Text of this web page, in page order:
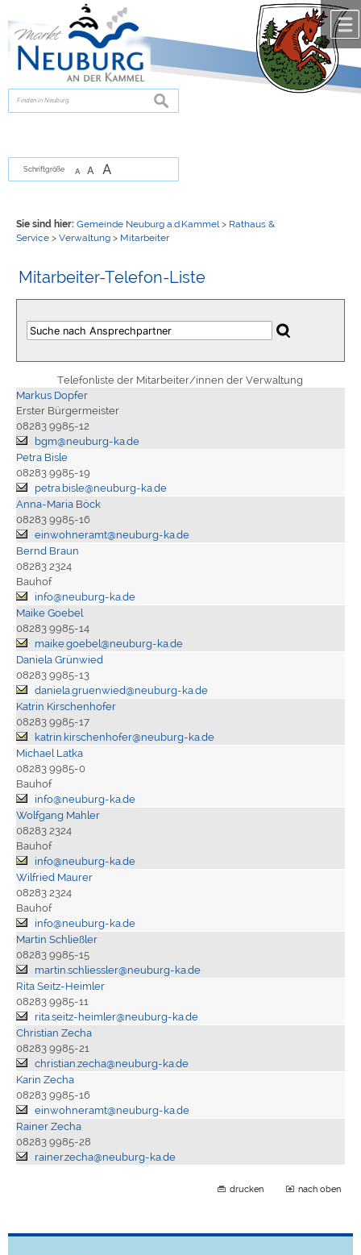
zur Navigationoder
springen.
suchen
Schriftgröße A A A
Sie sind hier: Gemeinde Neuburg a.d.Kammel > Rathaus &
Service> Verwaltung> Mitarbeiter
Mitarbeiter-Telefon-Liste
Telefonliste der Mitarbeiter/innen der Verwaltung
Markus Dopfer
Erster Bürgermeister
08283 9985-12
bgm@neuburg-ka.de
Petra Bisle
08283 9985-19
petra.bisle@neuburg-ka.de
Anna-Maria Böck
08283 9985-16
einwohneramt@neuburg-ka.de
Bernd Braun
08283 2324
Bauhof
info@neuburg-ka.de
Maike Goebel
08283 9985-14
maike.goebel@neuburg-ka.de
Daniela Grünwied
08283 9985-13
daniela.gruenwied@neuburg-ka.de
Katrin Kirschenhofer
08283 9985-17
katrin.kirschenhofer@neuburg-ka.de
Michael Latka
08283 9985-0
Bauhof
info@neuburg-ka.de
Wolfgang Mahler
08283 2324
Bauhof
info@neuburg-ka.de
Wilfried Maurer
08283 2324
Bauhof
info@neuburg-ka.de
Martin Schließler
08283 9985-15
martin.schliessler@neuburg-ka.de
Rita Seitz-Heimler
08283 9985-11
rita.seitz-heimler@neuburg-ka.de
Christian Zecha
08283 9985-21
christian.zecha@neuburg-ka.de
Karin Zecha
08283 9985-16
einwohneramt@neuburg-ka.de
Rainer Zecha
08283 9985-28
rainer.zecha@neuburg-ka.de
drucken nach oben